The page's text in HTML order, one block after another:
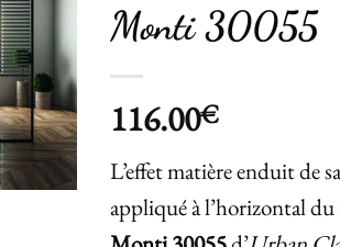
la liste
de
Monti 30055
116.00€
L’effet matière enduit de
appliqué à l’horizontal